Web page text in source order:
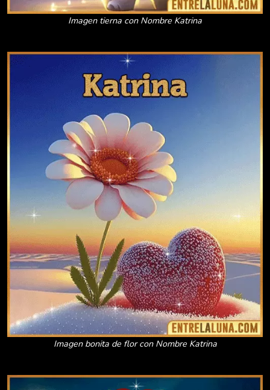
Imagen tierna con Nombre Katrina
Imagen bonita de flor con Nombre Katrina